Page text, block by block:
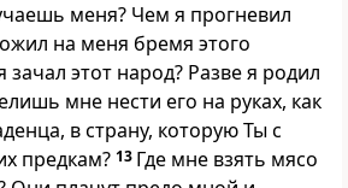
меня? Чем я прогневил
на меня бремя этого
зачал этот народ? Разве я родил
мне нести его на руках, как
в страну, которую Ты с
предкам? 13 Где мне взять мясо